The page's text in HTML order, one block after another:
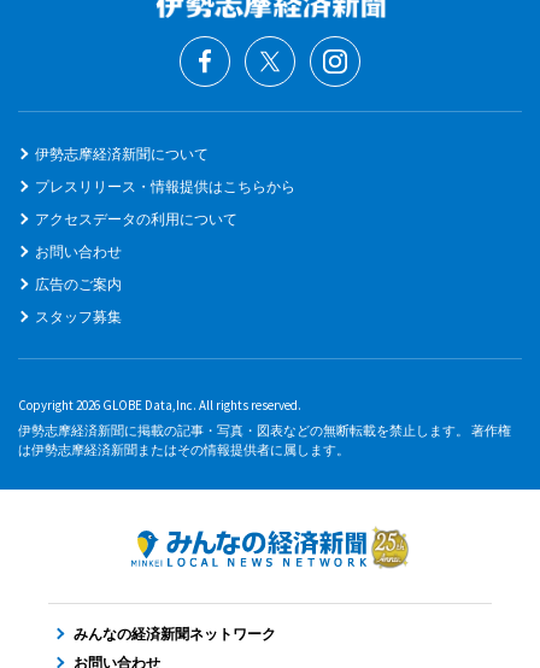
伊勢志摩経済新聞について
プレスリリース・情報提供はこちらから
アクセスデータの利用について
お問い合わせ
広告のご案内
スタッフ募集
Copyright 2026 GLOBE Data,Inc. All rights reserved.
伊勢志摩経済新聞に掲載の記事・写真・図表などの無断転載を禁止します。 著作権
は伊勢志摩経済新聞またはその情報提供者に属します。
みんなの経済新聞ネットワーク
お問い合わせ